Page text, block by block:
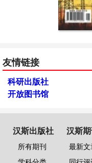
友情链接
科研出版社
开放图书馆
汉斯出版社
所有期刊
汉斯期
最新文